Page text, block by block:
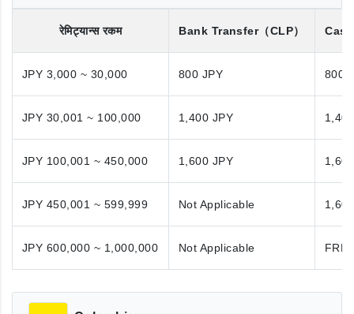
रेमिट्यान्स रकम Bank Transfer（CLP）
JPY 3,000 ~ 30,000 800 JPY 800
JPY 30,001 ~ 100,000 1,400 JPY
JPY 100,001 ~ 450,000 1,600 JPY
JPY 450,001 ~ 599,999 Not Applicable
JPY 600,000 ~ 1,000,000 Not Applicable